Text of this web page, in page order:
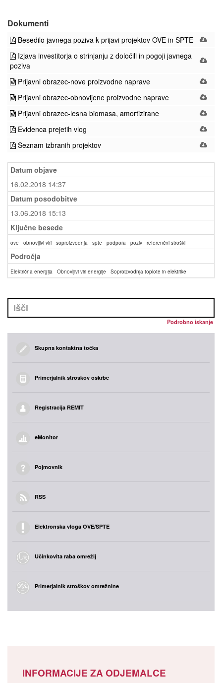
Dokumenti
Besedilo javnega poziva k prijavi projektov OVE in SPTE
Izjava investitorja o strinjanju z določili in pogoji javnega
poziva
Prijavni obrazec-nove proizvodne naprave
Prijavni obrazec-obnovljene proizvodne naprave
Prijavni obrazec-lesna biomasa, amortizirane
Evidenca prejetih vlog
Seznam izbranih projektov
Datum objave
16.02.2018 14:37
Datum posodobitve
13.06.2018 15:13
Ključne besede
ove obnovljivi viri soproizvodnja spte podpora poziv referenčni stroški
Področja
Električna energija Obnovljivi viri energije Soproizvodnja toplote in elektrike
Podrobno iskanje
Skupna kontaktna točka
Primerjalnik stroškov oskrbe
Registracija REMIT
eMonitor
Pojmovnik
RSS
Elektronska vloga OVE/SPTE
Učinkovita raba omrežij
Primerjalnik stroškov omrežnine
INFORMACIJE ZA ODJEMALCE